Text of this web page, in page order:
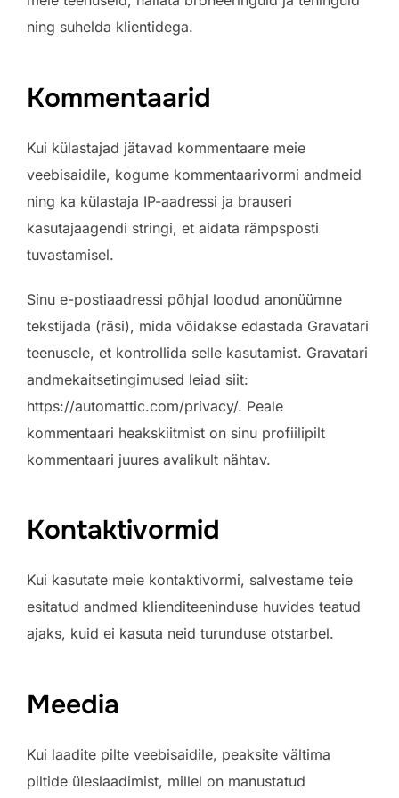
ning suhelda klientidega.
Kommentaarid
Kui külastajad jätavad kommentaare meie
veebisaidile, kogume kommentaarivormi andmeid
ning ka külastaja IP-aadressi ja brauseri
kasutajaagendi stringi, et aidata rämpsposti
tuvastamisel.
Sinu e-postiaadressi põhjal loodud anonüümne
tekstijada (räsi), mida võidakse edastada Gravatari
teenusele, et kontrollida selle kasutamist. Gravatari
andmekaitsetingimused leiad siit:
https://automattic.com/privacy/. Peale
kommentaari heakskiitmist on sinu profiilipilt
kommentaari juures avalikult nähtav.
Kontaktivormid
Kui kasutate meie kontaktivormi, salvestame teie
esitatud andmed klienditeeninduse huvides teatud
ajaks, kuid ei kasuta neid turunduse otstarbel.
Meedia
Kui laadite pilte veebisaidile, peaksite vältima
piltide üleslaadimist, millel on manustatud